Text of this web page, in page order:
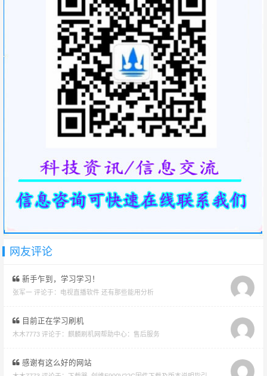
网友评论
新手乍到，学习学习！
张军一 评论于： 电视直播软件 还有那些能用分析
目前正在学习刷机
木木7773 评论于： 麒麟刷机网帮助中心：售后服务
感谢有这么好的网站